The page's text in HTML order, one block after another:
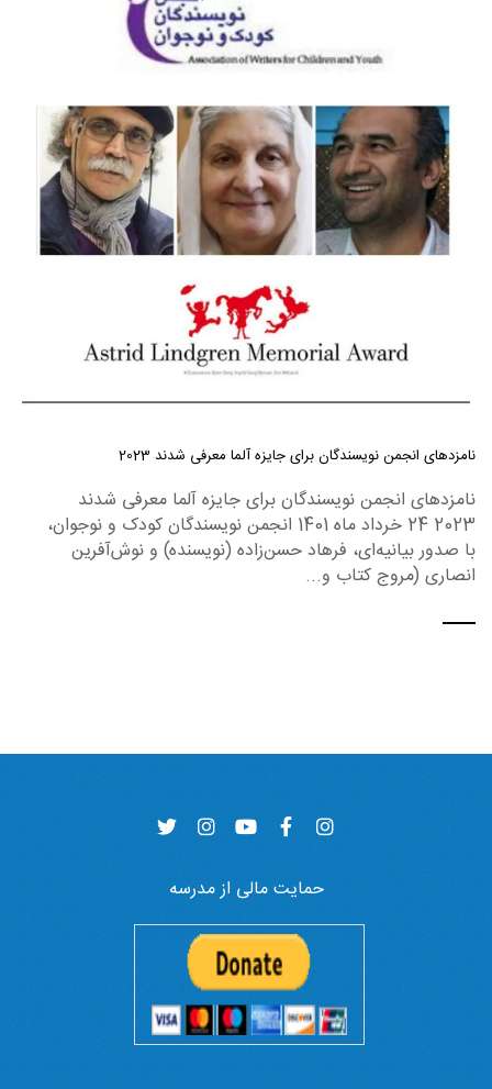
نامزدهای انجمن نویسندگان برای جایزه آلما معرفی شدند 2023
نامزدهای انجمن نویسندگان برای جایزه آلما معرفی شدند
2023 24 خرداد ماه 1401 انجمن نویسندگان کودک و نوجوان،
با صدور بیانیه‌ای، فرهاد حسن‌زاده (نویسنده) و نوش‌آفرین
انصاری (مروج کتاب و...
حمایت مالی از مدرسه